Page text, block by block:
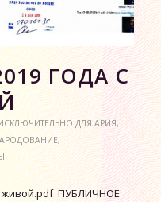
ГОДА С
ДЛЯ АРИЯ,
,
живой.pdf ПУБЛИЧНОЕ